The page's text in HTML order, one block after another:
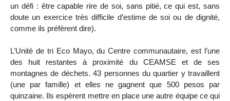
un défi : être capable rire de soi, sans pitié, ce qui est, sans
doute un exercice très difficile d’estime de soi ou de dignité,
comme ils préfèrent dire).
L’Unité de tri Eco Mayo, du Centre communautaire, est l’une
des huit restantes à proximité du CEAMSE et de ses
montagnes de déchets. 43 personnes du quartier y travaillent
(une par famille) et elles ne gagnent que 500 pesos par
quinzaine. Ils espèrent mettre en place une autre équipe ce qui